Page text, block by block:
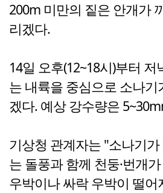
200m 미만의 짙은 안개가
리겠다.
14일 오후(12~18시)부터 저
는 내륙을 중심으로 소나기
겠다. 예상 강수량은
기상청 관계자는 "소나기
는 돌풍과 함께 천둥·번개
우박이나 싸락 우박이 떨